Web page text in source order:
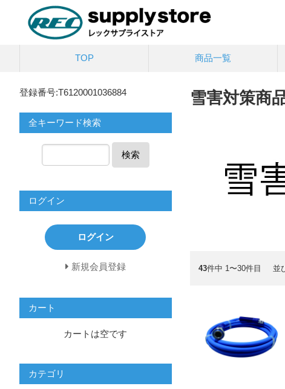
TOP 商品一覧
雪害対策商
43件中 1〜30件目 並
登録番号:T6120001036884
全キーワード検索
検索
ログイン
ログイン
新規会員登録
カート
カートは空です
カテゴリ